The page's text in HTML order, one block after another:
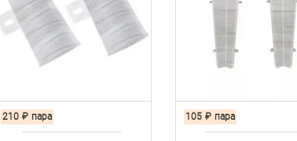
210 ₽ пара 105 ₽ пара